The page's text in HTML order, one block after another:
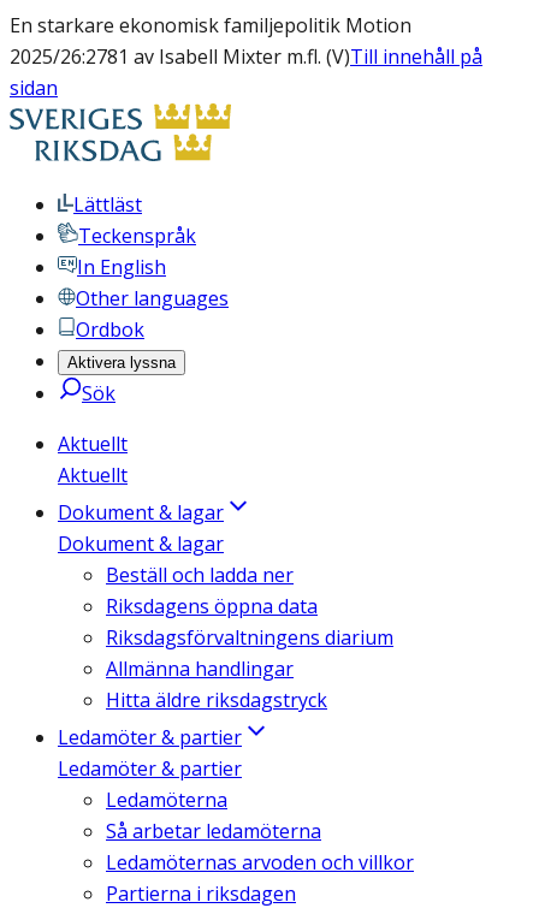
En starkare ekonomisk familjepolitik Motion
2025/26:2781 av Isabell Mixter m.fl. (V)Till innehåll på
sidan
Lättläst
Teckenspråk
In English
Other languages
Ordbok
Aktivera lyssna
Sök
Aktuellt
Aktuellt
Dokument & lagar
Dokument & lagar
Beställ och ladda ner
Riksdagens öppna data
Riksdagsförvaltningens diarium
Allmänna handlingar
Hitta äldre riksdagstryck
Ledamöter & partier
Ledamöter & partier
Ledamöterna
Så arbetar ledamöterna
Ledamöternas arvoden och villkor
Partierna i riksdagen